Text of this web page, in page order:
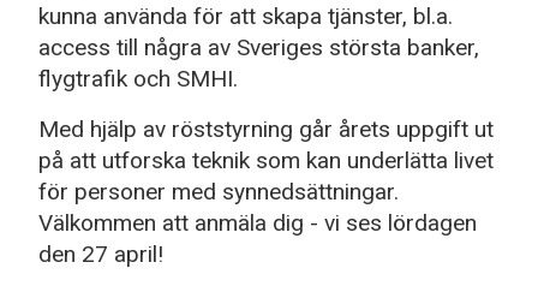
kunna använda för att skapa tjänster, bl.a.
access till några av Sveriges största banker,
flygtrafik och SMHI.
Med hjälp av röststyrning går årets uppgift ut
på att utforska teknik som kan underlätta livet
för personer med synnedsättningar.
Välkommen att anmäla dig - vi ses lördagen
den 27 april!